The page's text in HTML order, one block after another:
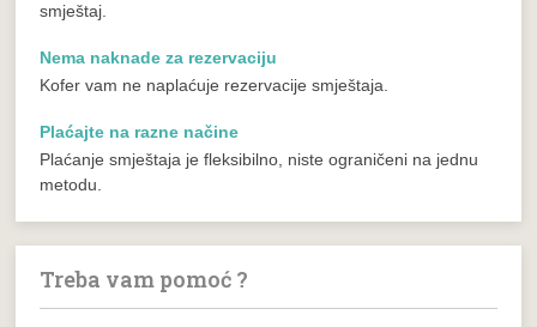
smještaj.
Nema naknade za rezervaciju
Kofer vam ne naplaćuje rezervacije smještaja.
Plaćajte na razne načine
Plaćanje smještaja je fleksibilno, niste ograničeni na jednu
metodu.
Treba vam pomoć ?